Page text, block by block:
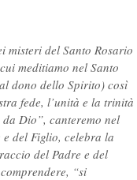
misteri del Santo Rosario
meditiamo nel Santo
dono dello Spirito) così
fede, l’unità e la trinità
Dio”, canteremo nel
del Figlio, celebra la
del Padre e del
“si